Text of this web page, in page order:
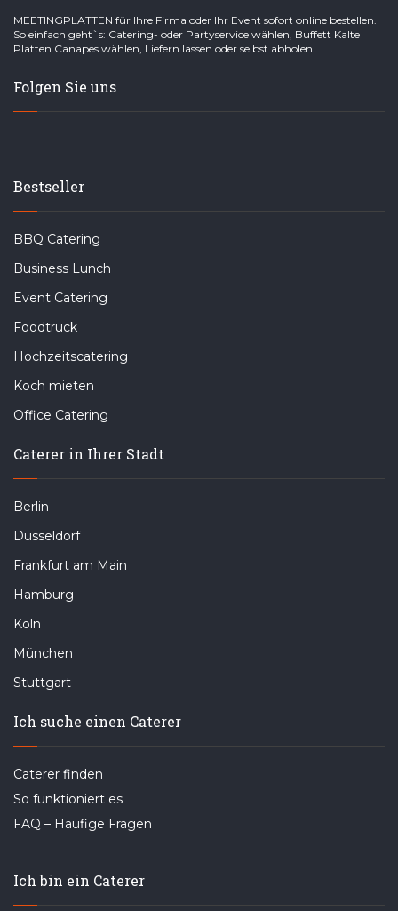
MEETINGPLATTEN für Ihre Firma oder Ihr Event sofort online bestellen.
So einfach geht`s: Catering- oder Partyservice wählen, Buffett Kalte
Platten Canapes wählen, Liefern lassen oder selbst abholen ..
Folgen Sie uns
Bestseller
BBQ Catering
Business Lunch
Event Catering
Foodtruck
Hochzeitscatering
Koch mieten
Office Catering
Caterer in Ihrer Stadt
Berlin
Düsseldorf
Frankfurt am Main
Hamburg
Köln
München
Stuttgart
Ich suche einen Caterer
Caterer finden
So funktioniert es
FAQ – Häufige Fragen
Ich bin ein Caterer